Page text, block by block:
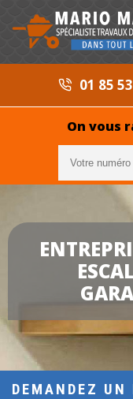
01 85
On vous
DEMANDEZ